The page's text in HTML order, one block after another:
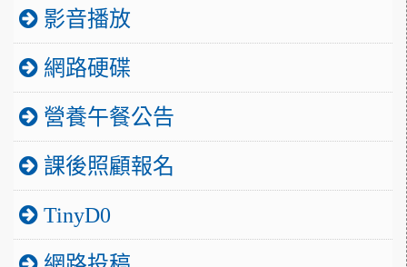
影音播放
網路硬碟
營養午餐公告
課後照顧報名
TinyD0